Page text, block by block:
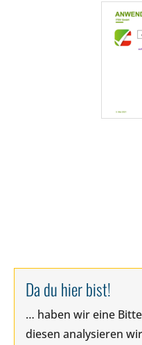
Da du hier bist!
… haben wir eine
diesen analysieren